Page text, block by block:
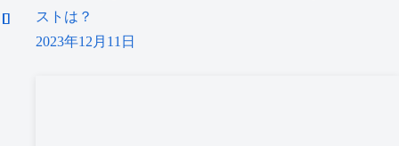
ストは？
2023年12月11日